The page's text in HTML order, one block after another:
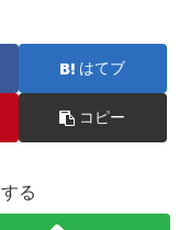
はてブ
コピー
る